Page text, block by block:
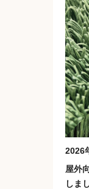
2026
屋外
しま